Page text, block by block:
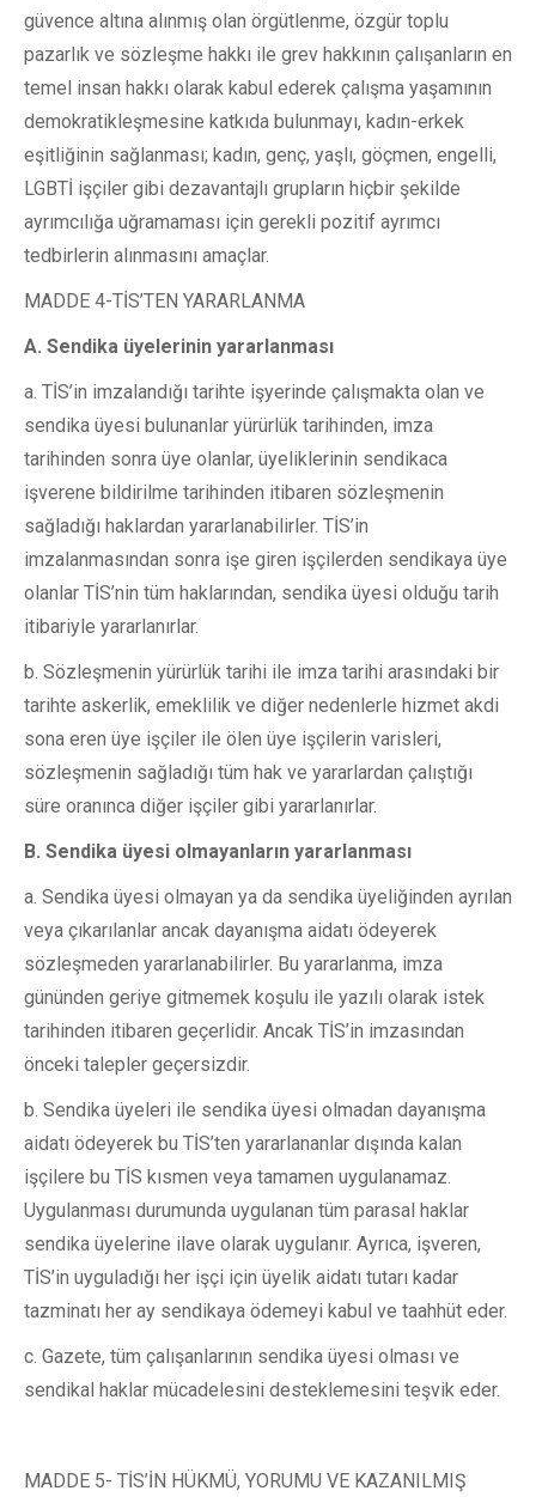
güvence altına alınmış olan örgütlenme, özgür toplu
pazarlık ve sözleşme hakkı ile grev hakkının çalışanların en
temel insan hakkı olarak kabul ederek çalışma yaşamının
demokratikleşmesine katkıda bulunmayı, kadın-erkek
eşitliğinin sağlanması; kadın, genç, yaşlı, göçmen, engelli,
LGBTİ işçiler gibi dezavantajlı grupların hiçbir şekilde
ayrımcılığa uğramaması için gerekli pozitif ayrımcı
tedbirlerin alınmasını amaçlar.
MADDE 4-TİS’TEN YARARLANMA
A. Sendika üyelerinin yararlanması
a. TİS’in imzalandığı tarihte işyerinde çalışmakta olan ve
sendika üyesi bulunanlar yürürlük tarihinden, imza
tarihinden sonra üye olanlar, üyeliklerinin sendikaca
işverene bildirilme tarihinden itibaren sözleşmenin
sağladığı haklardan yararlanabilirler. TİS’in
imzalanmasından sonra işe giren işçilerden sendikaya üye
olanlar TİS’nin tüm haklarından, sendika üyesi olduğu tarih
itibariyle yararlanırlar.
b. Sözleşmenin yürürlük tarihi ile imza tarihi arasındaki bir
tarihte askerlik, emeklilik ve diğer nedenlerle hizmet akdi
sona eren üye işçiler ile ölen üye işçilerin varisleri,
sözleşmenin sağladığı tüm hak ve yararlardan çalıştığı
süre oranınca diğer işçiler gibi yararlanırlar.
B. Sendika üyesi olmayanların yararlanması
a. Sendika üyesi olmayan ya da sendika üyeliğinden ayrılan
veya çıkarılanlar ancak dayanışma aidatı ödeyerek
sözleşmeden yararlanabilirler. Bu yararlanma, imza
gününden geriye gitmemek koşulu ile yazılı olarak istek
tarihinden itibaren geçerlidir. Ancak TİS’in imzasından
önceki talepler geçersizdir.
b. Sendika üyeleri ile sendika üyesi olmadan dayanışma
aidatı ödeyerek bu TİS’ten yararlananlar dışında kalan
işçilere bu TİS kısmen veya tamamen uygulanamaz.
Uygulanması durumunda uygulanan tüm parasal haklar
sendika üyelerine ilave olarak uygulanır. Ayrıca, işveren,
TİS’in uyguladığı her işçi için üyelik aidatı tutarı kadar
tazminatı her ay sendikaya ödemeyi kabul ve taahhüt eder.
c. Gazete, tüm çalışanlarının sendika üyesi olması ve
sendikal haklar mücadelesini desteklemesini teşvik eder.
MADDE 5- TİS’İN HÜKMÜ, YORUMU VE KAZANILMIŞ